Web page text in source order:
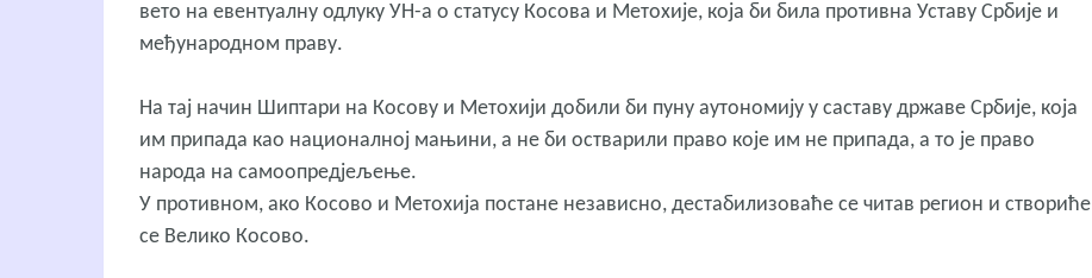
вето на евентуалну одлуку УН-а о статусу Косова и Метохије, која би била противна Уставу Србије и
међународном праву.
На тај начин Шиптари на Косову и Метохији добили би пуну аутономију у саставу државе Србије, која
им припада као националној мањини, а не би остварили право које им не припада, а то је право
народа на самоопредјељење.
У противном, ако Косово и Метохија постане независно, дестабилизоваће се читав регион и створиће
се Велико Косово.